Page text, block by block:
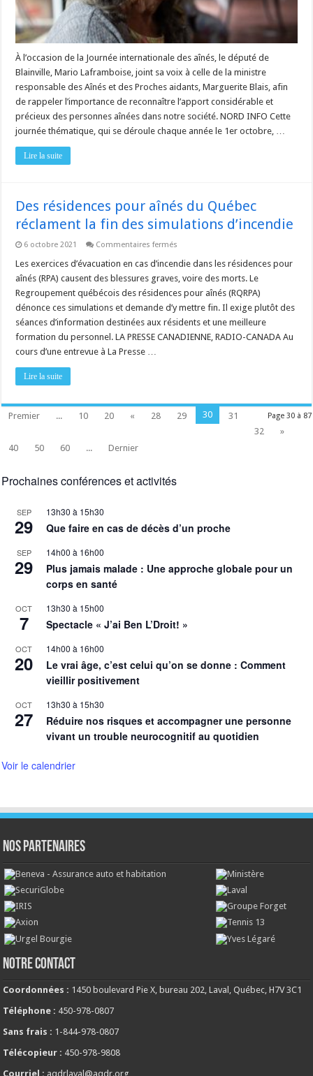
À l’occasion de la Journée internationale des aînés, le député de
Blainville, Mario Laframboise, joint sa voix à celle de la ministre
responsable des Aînés et des Proches aidants, Marguerite Blais, afin
de rappeler l’importance de reconnaître l’apport considérable et
précieux des personnes aînées dans notre société. NORD INFO Cette
journée thématique, qui se déroule chaque année le 1er octobre, …
Lire la suite
Des résidences pour aînés du Québec
réclament la fin des simulations d’incendie
6 octobre 2021 Commentaires fermés
résidences
aînés
du
Québec
réclament
la
fin
des
simulations
Les exercices d’évacuation en cas d’incendie dans les résidences pour
aînés (RPA) causent des blessures graves, voire des morts. Le
Regroupement québécois des résidences pour aînés (RQRPA)
dénonce ces simulations et demande d’y mettre fin. Il exige plutôt des
séances d’information destinées aux résidents et une meilleure
formation du personnel. LA PRESSE CANADIENNE, RADIO-CANADA Au
cours d’une entrevue à La Presse …
Lire la suite
Page 30 à 87
Premier ... 10 20 « 28 29 30
31
32
»
40
50 60 ... Dernier
Prochaines conférences et activités
SEP
29
13h30 à 15h30
Que faire en cas de décès d’un proche
SEP
29
14h00 à 16h00
Plus jamais malade : Une approche globale pour un
corps en santé
OCT
7
13h30 à 15h00
Spectacle « J’ai Ben L’Droit! »
OCT
20
14h00 à 16h00
Le vrai âge, c’est celui qu’on se donne : Comment
vieillir positivement
OCT
27
13h30 à 15h30
Réduire nos risques et accompagner une personne
vivant un trouble neurocognitif au quotidien
Voir le calendrier
NOS PARTENAIRES
NOTRE CONTACT
Coordonnées : 1450 boulevard Pie X, bureau 202, Laval, Québec, H7V 3C1
Téléphone : 450-978-0807
Sans frais : 1-844-978-0807
Télécopieur : 450-978-9808
Courriel : aqdrlaval@aqdr.org